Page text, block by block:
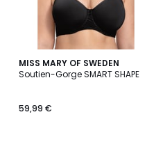
MISS MARY OF SWEDEN
Soutien-Gorge SMART SHAPE
59,99 €
2
Couleurs